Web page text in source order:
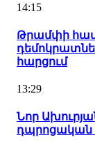
14:15
Թրամփի
հարցում
13:29
Նոր
դպրոցական